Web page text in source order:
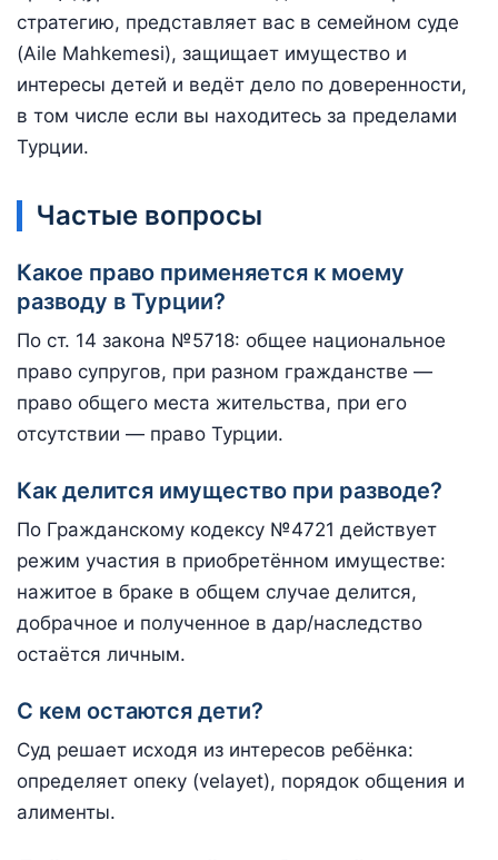
стратегию, представляет вас в семейном суде
(Aile Mahkemesi), защищает имущество и
интересы детей и ведёт дело по доверенности,
в том числе если вы находитесь за пределами
Турции.
Частые вопросы
Какое право применяется к моему
разводу в Турции?
По ст. 14 закона №5718: общее национальное
право супругов, при разном гражданстве —
право общего места жительства, при его
отсутствии — право Турции.
Как делится имущество при разводе?
По Гражданскому кодексу №4721 действует
режим участия в приобретённом имуществе:
нажитое в браке в общем случае делится,
добрачное и полученное в дар/наследство
остаётся личным.
С кем остаются дети?
Суд решает исходя из интересов ребёнка:
определяет опеку (velayet), порядок общения и
алименты.